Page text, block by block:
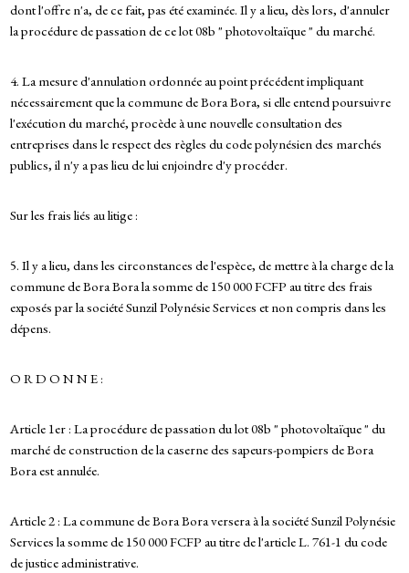
dont l'offre n'a, de ce fait, pas été examinée. Il y a lieu, dès lors, d'annuler
la procédure de passation de ce lot 08b " photovoltaïque " du marché.
4. La mesure d'annulation ordonnée au point précédent impliquant
nécessairement que la commune de Bora Bora, si elle entend poursuivre
l'exécution du marché, procède à une nouvelle consultation des
entreprises dans le respect des règles du code polynésien des marchés
publics, il n'y a pas lieu de lui enjoindre d'y procéder.
Sur les frais liés au litige :
5. Il y a lieu, dans les circonstances de l'espèce, de mettre à la charge de la
commune de Bora Bora la somme de 150 000 FCFP au titre des frais
exposés par la société Sunzil Polynésie Services et non compris dans les
dépens.
O R D O N N E :
Article 1er : La procédure de passation du lot 08b " photovoltaïque " du
marché de construction de la caserne des sapeurs-pompiers de Bora
Bora est annulée.
Article 2 : La commune de Bora Bora versera à la société Sunzil Polynésie
Services la somme de 150 000 FCFP au titre de l'article L. 761-1 du code
de justice administrative.